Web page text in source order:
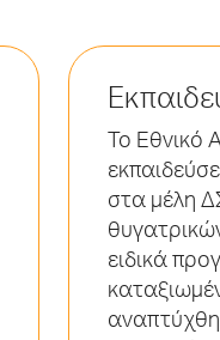
Το Εθνικό
στα μέλη
ειδικά